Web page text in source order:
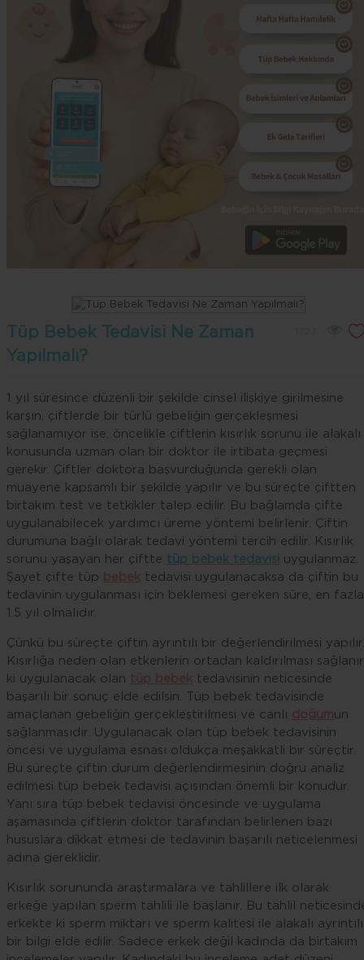
Tüp Bebek Tedavisi Ne Zaman
Yapılmalı?
1 yıl süresince düzenli bir şekilde cinsel ilişkiye girilmesine
karşın, çiftlerde bir türlü gebeliğin gerçekleşmesi
sağlanamıyor ise, öncelikle çiftlerin kısırlık sorunu ile alakalı
konusunda uzman olan bir doktor ile irtibata geçmesi
gerekir. Çiftler doktora başvurduğunda gerekli olan
muayene kapsamlı bir şekilde yapılır ve bu süreçte çiftten
birtakım test ve tetkikler talep edilir. Bu bağlamda çifte
uygulanabilecek yardımcı üreme yöntemi belirlenir. Çiftin
durumuna bağlı olarak tedavi yöntemi tercih edilir. Kısırlık
sorunu yaşayan her çiftte tüp bebek tedavisi uygulanmaz.
Şayet çifte tüp
tedavisi uygulanacaksa da çiftin bu
tedavinin uygulanması için beklemesi gereken süre, en fazla
1.5 yıl olmalıdır.
Çünkü bu süreçte çiftin ayrıntılı bir değerlendirilmesi yapılır.
Kısırlığa neden olan etkenlerin ortadan kaldırılması sağlanır
ki uygulanacak olan
tedavisinin neticesinde
başarılı bir sonuç elde edilsin. Tüp bebek tedavisinde
amaçlanan gebeliğin gerçekleştirilmesi ve canlı
un
sağlanmasıdır. Uygulanacak olan tüp bebek tedavisinin
öncesi ve uygulama esnası oldukça meşakkatli bir süreçtir.
Bu süreçte çiftin durum değerlendirmesinin doğru analiz
edilmesi tüp bebek tedavisi açısından önemli bir konudur.
Yanı sıra tüp bebek tedavisi öncesinde ve uygulama
aşamasında çiftlerin doktor tarafından belirlenen bazı
hususlara dikkat etmesi de tedavinin başarılı neticelenmesi
adına gereklidir.
Kısırlık sorununda araştırmalara ve tahlillere ilk olarak
erkeğe yapılan sperm tahlili ile başlanır. Bu tahlil
erkekte ki sperm miktarı ve sperm kalitesi ile alakalı ayrıntılı
bir bilgi elde edilir. Sadece erkek değil kadında da birtakım